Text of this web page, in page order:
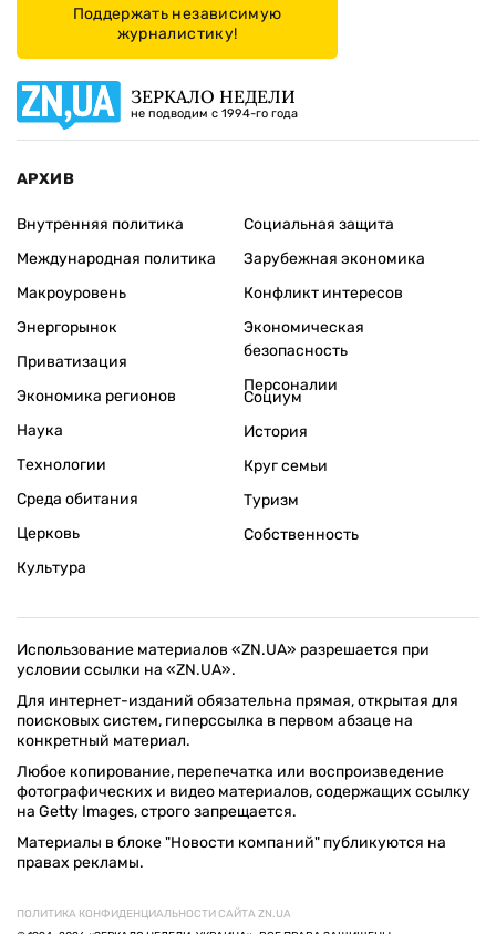
Поддержать независимую
журналистику!
ЗЕРКАЛО НЕДЕЛИ
не подводим с 1994-го года
АРХИВ
Внутренняя политика
Международная политика
Макроуровень
Энергорынок
Приватизация
Экономика регионов
Социальная защита
Зарубежная экономика
Конфликт интересов
Экономическая
безопасность
Персоналии
Наука
Технологии
Среда обитания
Церковь
Культура
Социум
История
Круг семьи
Туризм
Собственность
Использование материалов «ZN.UA» разрешается при
условии ссылки на «ZN.UA».
Для интернет-изданий обязательна прямая, открытая для
поисковых систем, гиперссылка в первом абзаце на
конкретный материал.
Любое копирование, перепечатка или воспроизведение
фотографических и видео материалов, содержащих ссылку
на Getty Images, строго запрещается.
Материалы в блоке "Новости компаний" публикуются на
правах рекламы.
ПОЛИТИКА КОНФИДЕНЦИАЛЬНОСТИ САЙТА ZN.UA